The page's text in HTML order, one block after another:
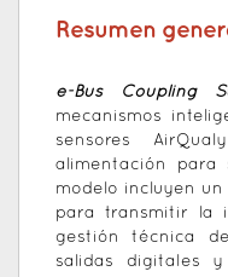
Resumen
e-Bus Coupling
mecanismos
sensores
alimentación para
modelo incluyen
para transmitir la
gestión técnica
salidas digitales